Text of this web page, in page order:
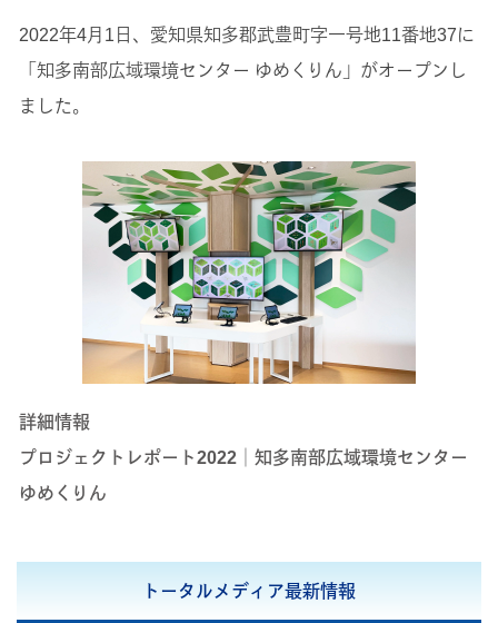
2022年4月1日、愛知県知多郡武豊町字一号地11番地37に
「知多南部広域環境センター ゆめくりん」がオープンし
ました。
詳細情報
プロジェクトレポート2022｜知多南部広域環境センター
ゆめくりん
トータルメディア最新情報